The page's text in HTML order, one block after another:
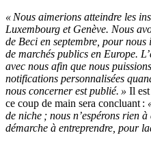
« Nous aimerions atteindre les
Luxembourg et Genève. Nous
de Beci en septembre, pour nous
de marchés publics en Europe.
avec nous afin que nous
notifications personnalisées
nous concerner est publié. » Il
ce coup de main sera concluant :
de niche ; nous n’espérons rien
démarche à entreprendre, pour